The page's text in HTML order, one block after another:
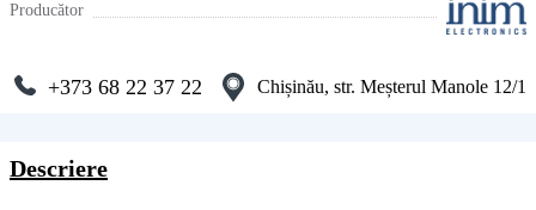
Producător
+373 68 22 37 22 Chișinău, str. Meșterul Manole 12/1
Descriere